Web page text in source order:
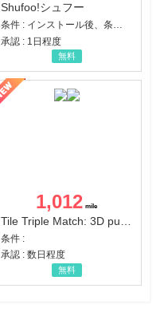
Shufoo!シュフー
条件 : インストール後、条件達成
承認 : 1日程度
無料
1,012
条件 :
承認 : 数日程度
無料